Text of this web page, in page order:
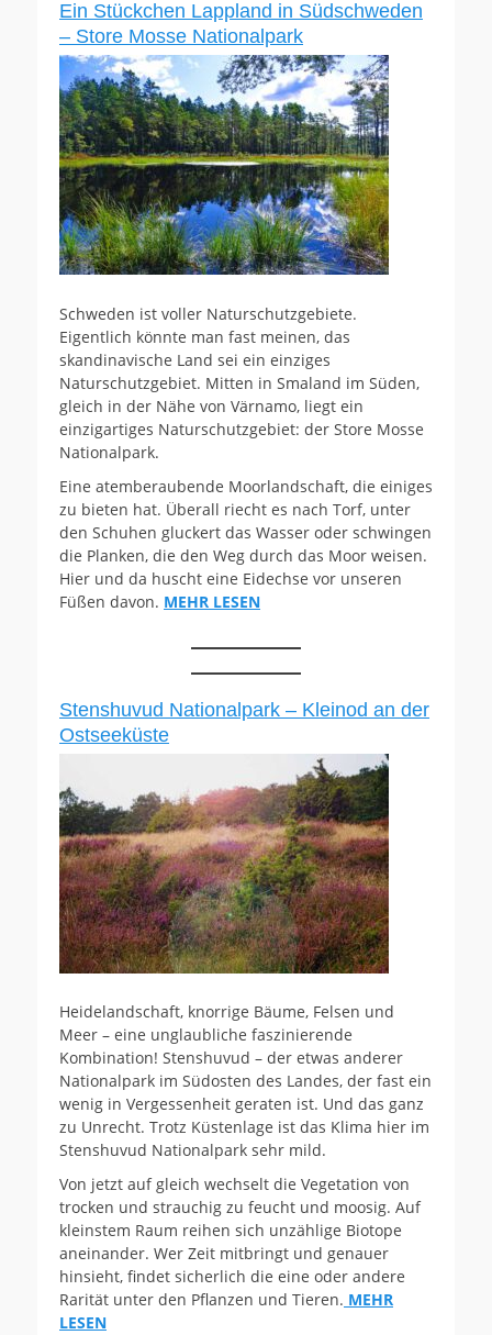
Ein Stückchen Lappland in Südschweden
– Store Mosse Nationalpark
Schweden ist voller Naturschutzgebiete.
Eigentlich könnte man fast meinen, das
skandinavische Land sei ein einziges
Naturschutzgebiet. Mitten in Smaland im Süden,
gleich in der Nähe von Värnamo, liegt ein
einzigartiges Naturschutzgebiet: der Store Mosse
Nationalpark.
Eine atemberaubende Moorlandschaft, die einiges
zu bieten hat. Überall riecht es nach Torf, unter
den Schuhen gluckert das Wasser oder schwingen
die Planken, die den Weg durch das Moor weisen.
Hier und da huscht eine Eidechse vor unseren
Füßen davon. MEHR LESEN
Stenshuvud Nationalpark – Kleinod an der
Ostseeküste
Heidelandschaft, knorrige Bäume, Felsen und
Meer – eine unglaubliche faszinierende
Kombination! Stenshuvud – der etwas anderer
Nationalpark im Südosten des Landes, der fast ein
wenig in Vergessenheit geraten ist. Und das ganz
zu Unrecht. Trotz Küstenlage ist das Klima hier im
Stenshuvud Nationalpark sehr mild.
Von jetzt auf gleich wechselt die Vegetation von
trocken und strauchig zu feucht und moosig. Auf
kleinstem Raum reihen sich unzählige Biotope
aneinander. Wer Zeit mitbringt und genauer
hinsieht, findet sicherlich die eine oder andere
Rarität unter den Pflanzen und Tieren. MEHR
LESEN